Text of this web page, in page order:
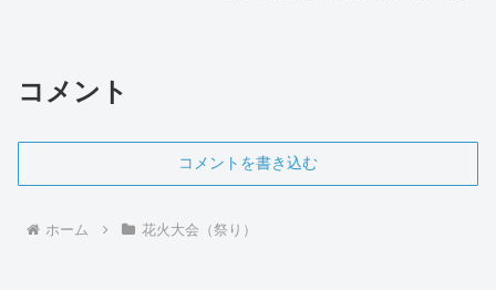
コメント
コメントを書き込む
ホーム 花火大会（祭り）